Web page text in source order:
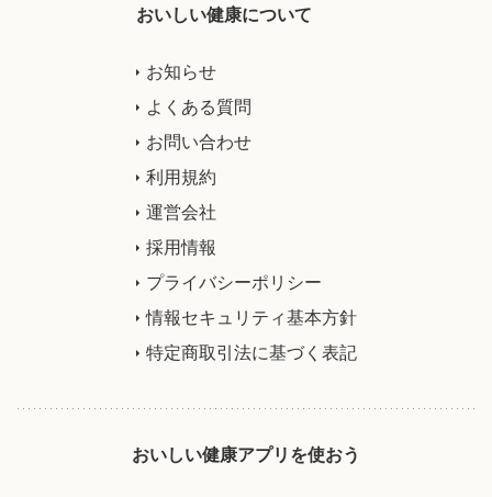
おいしい健康について
お知らせ
よくある質問
お問い合わせ
利用規約
運営会社
採用情報
プライバシーポリシー
情報セキュリティ基本方針
特定商取引法に基づく表記
おいしい健康アプリを使おう